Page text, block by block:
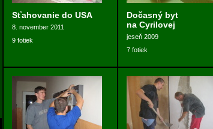
Sťahovanie do USA
8. november 2011
9 fotiek
Dočasný byt
na Cyrilovej
jeseň 2009
7 fotiek